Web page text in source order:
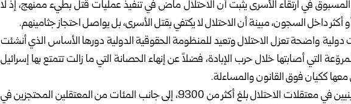
في ارتقاء الأسرى يثبت أن الاحتلال ماض في تنفيذ عمليات قتل بطيء ممنهج، إذ لا
أكثر داخل السجون، مبينة أن الاحتلال لا يكتفي بقتل الأسرى، بل يواصل احتجاز جثامينهم.
واضحة تعزل الاحتلال وتعيد للمنظومة الحقوقية الدولية دورها الأساس الذي أنشئت
التي أصابتها خلال حرب الإبادة، فضلاً عن إنهاء الحصانة التي ما زالت تتمتع بها إسرائيل
ككيان فوق القانون والمساءلة.
يذكر أن عدد الأسرى الفلسطينيين في معتقلات الاحتلال بلغ أكثر من 9300، إلى جانب المئات من المعتقلين المحتجزين في